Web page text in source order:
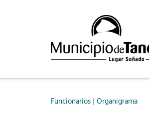
Funcionarios | Organigrama